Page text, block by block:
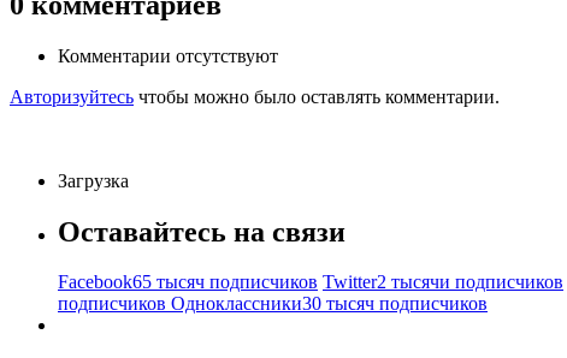
Комментарии отсутствуют
Авторизуйтесь чтобы можно было оставлять комментарии.
Загрузка
Оставайтесь на связи
Facebook65 тысяч подписчиков Twitter2 тысячи подписчиков
подписчиков Одноклассники30 тысяч подписчиков